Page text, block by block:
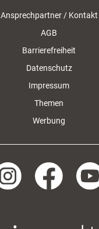
Ansprechpartner / Kontakt
AGB
Barrierefreiheit
Datenschutz
Impressum
Themen
Werbung